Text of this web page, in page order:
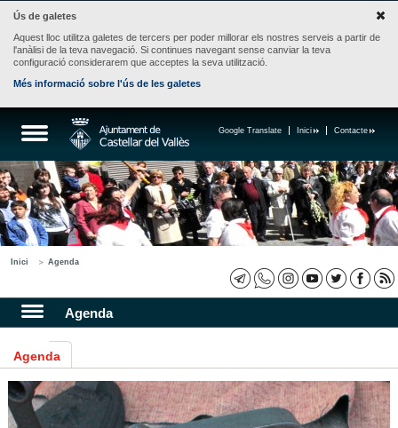
Ús de galetes
Aquest lloc utilitza galetes de tercers per poder millorar els nostres serveis a partir de
l'anàlisi de la teva navegació. Si continues navegant sense canviar la teva
configuració considerarem que acceptes la seva utilització.
Més informació sobre l'ús de les galetes
Contacte
Inici
Google Translate
Inici Agenda
Agenda
Agenda